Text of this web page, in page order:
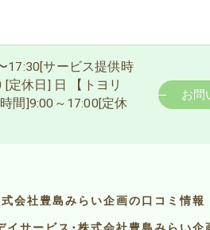
17:30[サービス提供時
定休日] 日 【トヨリ
間]9:00～17:00[定休
お問
会社豊島みらい企画の口コミ情報